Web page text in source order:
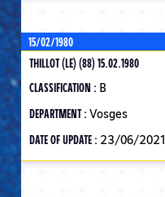
15/02/1980
THILLOT (LE) (88) 15.02.1980
CLASSIFICATION : B
DEPARTMENT : Vosges
DATE OF UPDATE : 23/06/2021